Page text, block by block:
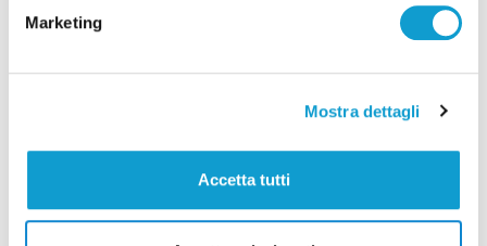
Marketing
Mostra dettagli
Accetta tutti